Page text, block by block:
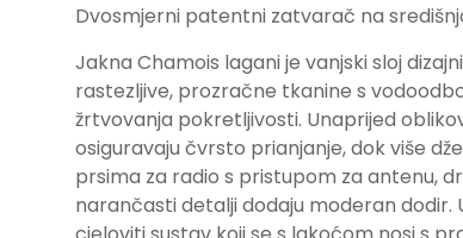
Dvosmjerni patentni zatvarač na
Jakna Chamois lagani je vanjski sloj
rastezljive, prozračne tkanine s
žrtvovanja pokretljivosti. Unaprijed
osiguravaju čvrsto prianjanje, dok više
prsima za radio s pristupom za antenu,
narančasti detalji dodaju moderan dodir.